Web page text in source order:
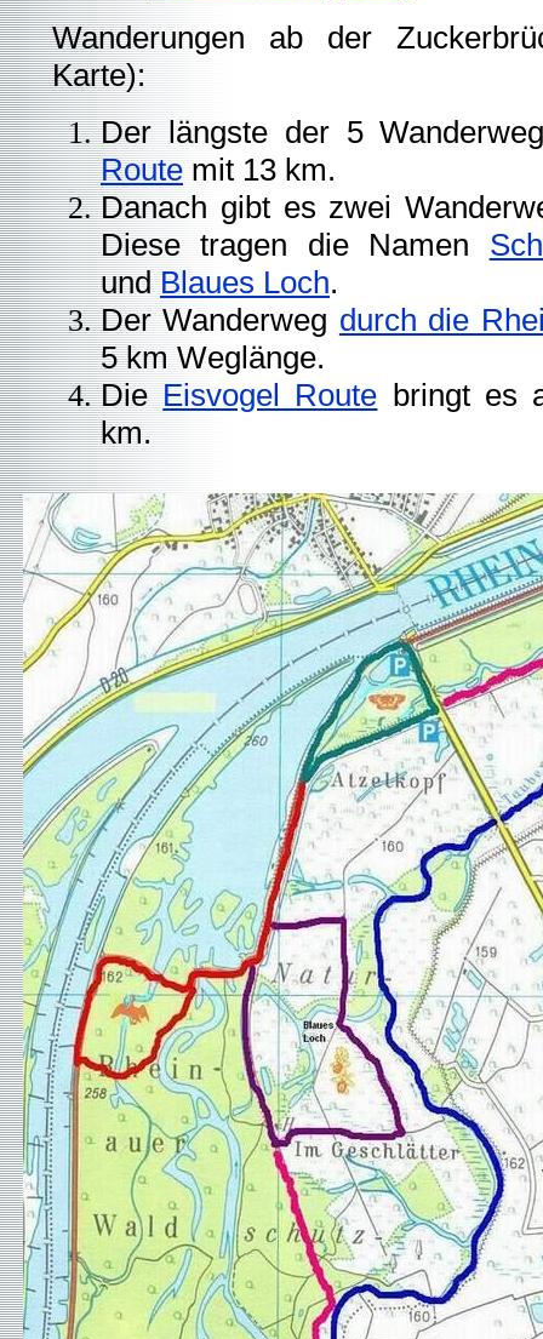
Wanderungen ab der
Karte):
Der längste der 5
Route mit 13 km.
Danach gibt es zwei
Diese tragen die Namen
undBlaues Loch.
Der Wanderweg durch die
5 km Weglänge.
DieEisvogel Route bringt es
km.